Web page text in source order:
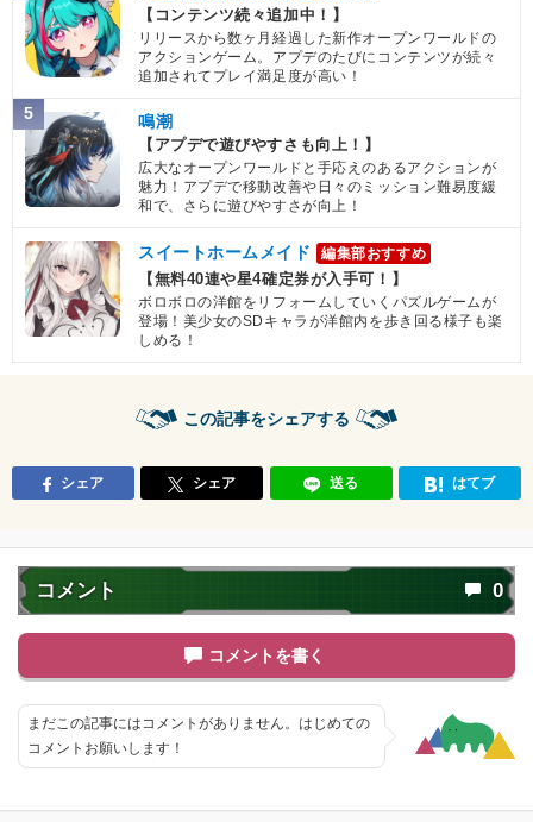
【コンテンツ続々追加中！】
リリースから数ヶ月経過した新作オープンワールドの
アクションゲーム。アプデのたびにコンテンツが続々
追加されてプレイ満足度が高い！
5 鳴潮
【アプデで遊びやすさも向上！】
広大なオープンワールドと手応えのあるアクションが
魅力！アプデで移動改善や日々のミッション難易度緩
和で、さらに遊びやすさが向上！
スイートホームメイド 編集部おすすめ
【無料40連や星4確定券が入手可！】
ボロボロの洋館をリフォームしていくパズルゲームが
登場！美少女のSDキャラが洋館内を歩き回る様子も楽
しめる！
この記事をシェアする
シェア シェア 送る はてブ
コメント 0
コメントを書く
まだこの記事にはコメントがありません。はじめての
コメントお願いします！